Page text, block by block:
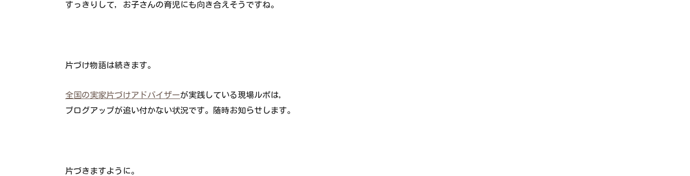
すっきりして，お子さんの育児にも向き合えそうですね。
片づけ物語は続きます。
全国の実家片づけアドバイザーが実践している現場ルポは，
ブログアップが追い付かない状況です。随時お知らせします。
片づきますように。